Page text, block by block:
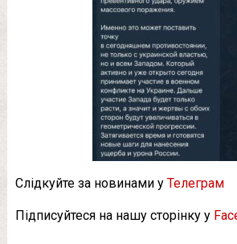
Слідкуйте за новинами у Телеграм
Підписуйтеся на нашу сторінку у